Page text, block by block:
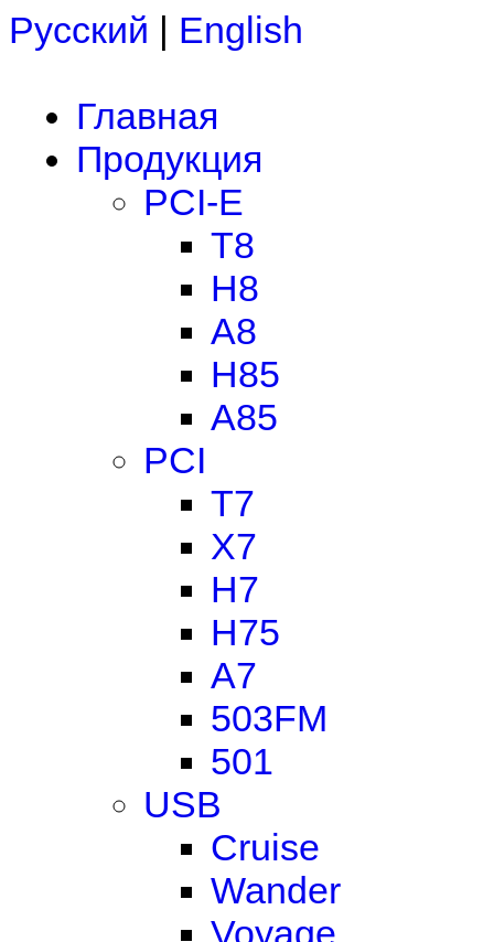
Русский | English
Главная
Продукция
PCI-E
T8
H8
A8
H85
A85
PCI
T7
X7
H7
H75
A7
503FM
501
USB
Cruise
Wander
Voyage